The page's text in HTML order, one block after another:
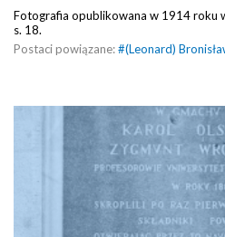
Fotografia opublikowana w 1914 roku
s. 18.
Postaci powiązane:#(Leonard)